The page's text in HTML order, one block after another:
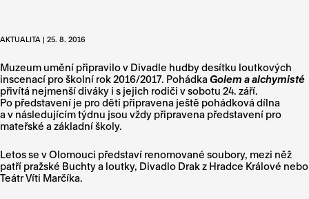
AKTUALITA | 25. 8. 2016
Muzeum umění připravilo v Divadle hudby desítku loutkových
inscenací pro školní rok 2016/2017. Pohádka Golem a alchymisté
přivítá nejmenší diváky i s jejich rodiči v sobotu 24. září.
Po představení je pro děti připravena ještě pohádková dílna
a v následujícím týdnu jsou vždy připravena představení pro
mateřské a základní školy.
Letos se v Olomouci představí renomované soubory, mezi něž
patří pražské Buchty a loutky, Divadlo Drak z Hradce Králové nebo
Teátr Víti Marčíka.